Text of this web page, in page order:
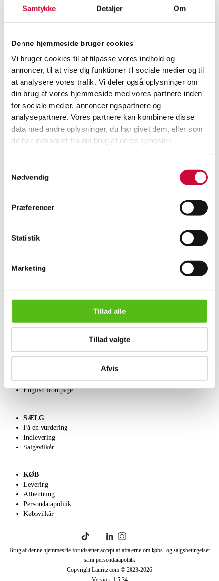
Samtykke Detaljer Om
Denne hjemmeside bruger cookies
Vi bruger cookies til at tilpasse vores indhold og
annoncer, til at vise dig funktioner til sociale medier og til
at analysere vores trafik. Vi deler også oplysninger om
din brug af vores hjemmeside med vores partnere inden
for sociale medier, annonceringspartnere og
analysepartnere. Vores partnere kan kombinere disse
data med andre oplysninger, du har givet dem, eller som
de har indsamlet fra din brug af deres tjenester.
Nødvendig
Præferencer
Statistik
Marketing
Tillad alle
Tillad valgte
Afvis
Sølvlysestager
C.C. Hermann. Et par lysestager af sølv (2)
Auktionen er afsluttet
C.C. Hermann. Et par
lysestager af sølv (2)
SHOWROOM
København
VURDERING
DKK 6.800
VARENUMMER
6521498
Beskrivelse
B. 11 cm. Anelse forskel i højde. Samlet vægt ca. 728 g. Stemplet C.C.
Hermann, København 1945. Fremstår med brugsspor. (2)
Tilmeld dig vores nyhedsbrev og modtag nyheder samt
Om Lauritz.com
Klassisk Auktion
English frontpage
SÆLG
Få en vurdering
Indlevering
Salgsvilkår
KØB
Levering
Afhentning
Persondatapolitik
Købsvilkår
Brug af denne hjemmeside forudsætter accept af aftalerne om købs- og salgsbetingelser
samt persondatapolitik
Copyright Lauritz.com © 2023-2026
Version: 1.5.34